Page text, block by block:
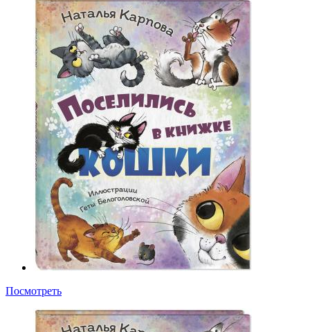
Посмотреть